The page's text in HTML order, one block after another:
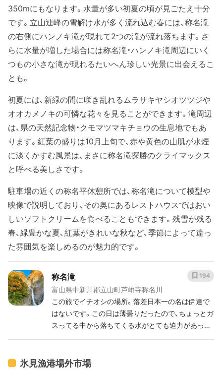
350mにもなります。水量が多い初夏の頃が見ごたえ十分
です。立山連峰の雪解け水が多く流れ込む春には、称名滝
の右側にハンノキ滝が現れて2つの滝が流れ落ちます。さ
らに水量が増した場合には称名滝・ハンノキ滝周辺にいく
つもの小さな滝が現れるたいへん珍しい光景に出会えるこ
とも。
初夏には、新緑の間に咲き乱れるムラサキヤシオツツジや
オオカメノキの可憐な花々を見ることができます。滝周辺
は、県の天然記念物・クモマツマキチョウの生息地でもあ
ります。紅葉の盛りは10月上旬で、赤や黄色の山肌が水煙
に淡くかすむ風景は、まさに称名滝探勝のクライマックス
と呼べる美しさです。
駐車場の近くの称名平休憩所では、称名滝について模型や
映像で説明しており、その奥にあるレストハウスではおい
しいソフトクリームを食べることもできます。残雪が残る
春、緑豊かな夏、紅葉がきれいな秋など、季節によって違っ
た雰囲気を楽しめるのが魅力的です。
称名滝
富山県中新川郡立山町芦峅寺称名川
この旅でイチオシの場所。落差日本一の名は伊達で
はないです。この日は薄曇りだったので、ちょっとガ
スってる中から落ちてくる水がとても迫力があっ
194
氷見漁港場外市場